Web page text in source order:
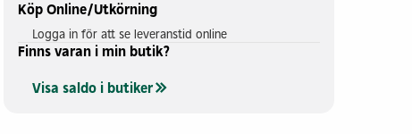
Köp Online/Utkörning
Logga in för att se leveranstid online
Finns varan i min butik?
Visa saldo i butiker